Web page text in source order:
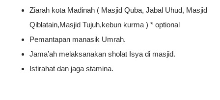
Ziarah kota Madinah ( Masjid Quba, Jabal Uhud, Masjid
Qiblatain,Masjid Tujuh,kebun kurma ) * optional
Pemantapan manasik Umrah.
Jama’ah melaksanakan sholat Isya di masjid.
Istirahat dan jaga stamina.